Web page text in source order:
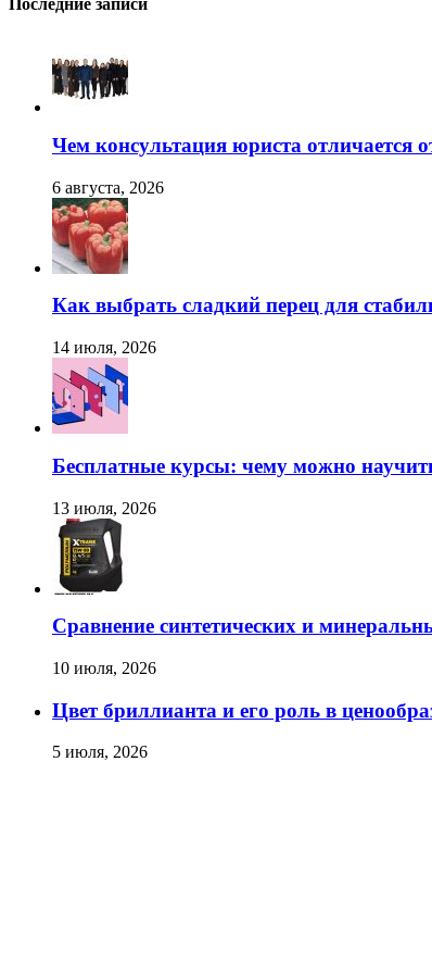
Последние записи
Чем консультация юриста отличается
6 августа, 2026
Как выбрать сладкий перец для
14 июля, 2026
Бесплатные курсы: чему можно
13 июля, 2026
Сравнение синтетических и
10 июля, 2026
Цвет бриллианта и его роль в
5 июля, 2026